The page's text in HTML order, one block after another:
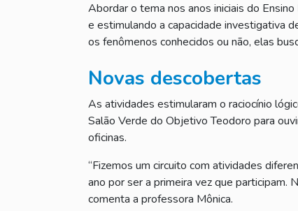
Abordar o tema nos anos iniciais do
e estimulando a capacidade investigativa
os fenômenos conhecidos ou não, elas
Novas descobertas
As atividades estimularam o raciocínio
Salão Verde do Objetivo Teodoro para
oficinas.
“Fizemos um circuito com atividades
ano por ser a primeira vez que participam.
comenta a professora Mônica.